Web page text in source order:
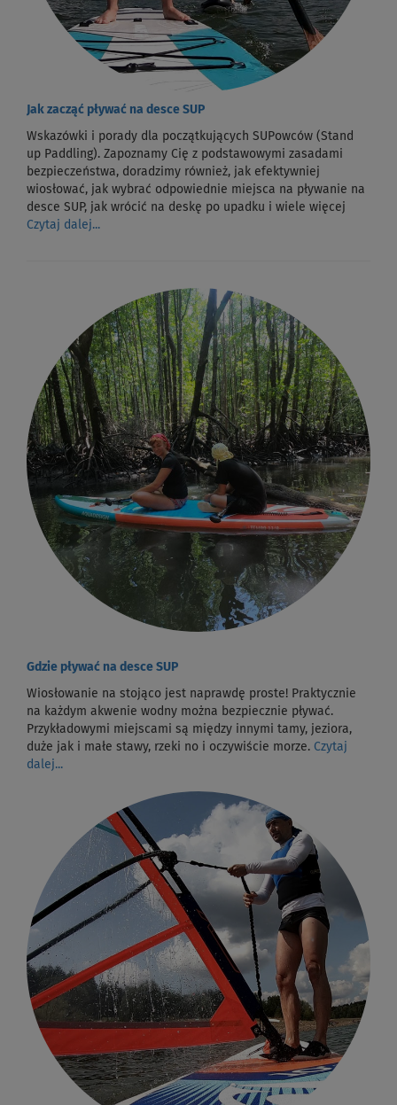
Jak zacząć pływać na desce SUP
Wskazówki i porady dla początkujących SUPowców (Stand
up Paddling). Zapoznamy Cię z podstawowymi zasadami
bezpieczeństwa, doradzimy również, jak efektywniej
wiosłować, jak wybrać odpowiednie miejsca na pływanie na
desce SUP, jak wrócić na deskę po upadku i wiele więcej
Czytaj dalej...
Gdzie pływać na desce SUP
Wiosłowanie na stojąco jest naprawdę proste! Praktycznie
na każdym akwenie wodny można bezpiecznie pływać.
Przykładowymi miejscami są między innymi tamy, jeziora,
duże jak i małe stawy, rzeki no i oczywiście morze. Czytaj
dalej...